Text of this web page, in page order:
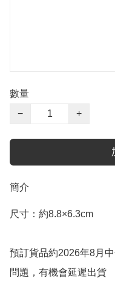
數量
−
+
簡介
尺寸：約8.8×6.3cm
預訂貨品約2026年8月
問題，有機會延遲出貨